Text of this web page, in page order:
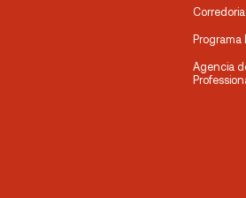
Programa
Agencia